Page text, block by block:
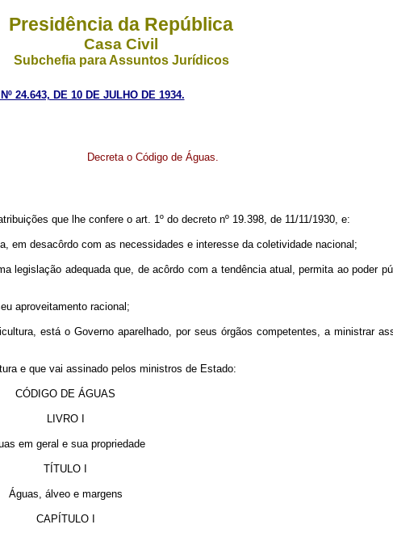
Presidência da República
Casa Civil
Subchefia para Assuntos Jurídicos
24.643, DE 10 DE JULHO DE 1934.
Decreta o Código de Águas.
que lhe confere o art. 1º do decreto nº 19.398, de 11/11/1930, e:
desacôrdo com as necessidades e interesse da coletividade nacional;
adequada que, de acôrdo com a tendência atual, permita ao poder
aproveitamento racional;
está o Governo aparelhado, por seus órgãos competentes, a ministrar
e que vai assinado pelos ministros de Estado:
CÓDIGO DE ÁGUAS
LIVRO I
em geral e sua propriedade
TÍTULO I
Águas, álveo e margens
CAPÍTULO I